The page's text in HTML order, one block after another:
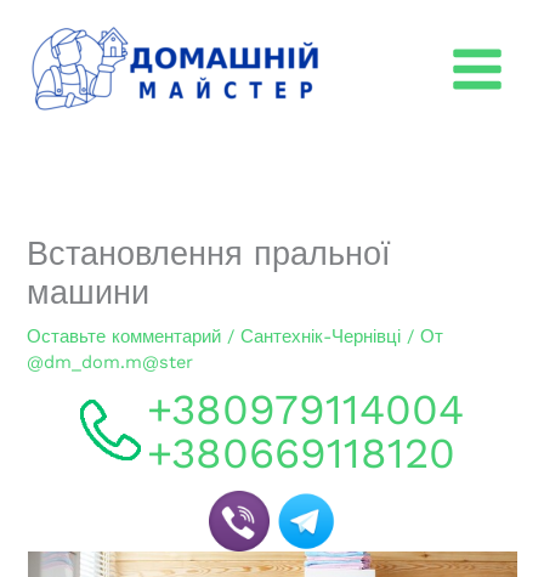
содержимому
Встановлення пральної
машини
Оставьте комментарий /Сантехнік-Чернівці / От
@dm_dom.m@ster
+380979114004
+380669118120